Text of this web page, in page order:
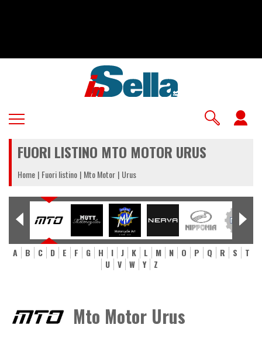
FUORI LISTINO MTO MOTOR URUS
Home Fuori listino Mto Motor Urus
A B C D E F G H I J K L M N O P Q R S
T
U
V W Y Z
Mto Motor Urus